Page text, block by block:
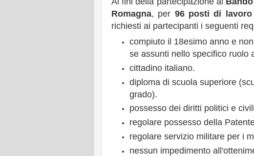
Romagna, per 96 posti di lavoro
richiesti ai partecipanti i seguenti
compiuto il 18esimo anno e
se assunti nello specifico ruolo
cittadino italiano.
diploma di scuola superiore
grado).
possesso dei diritti politici e
regolare possesso della
regolare servizio militare per i
nessun impedimento